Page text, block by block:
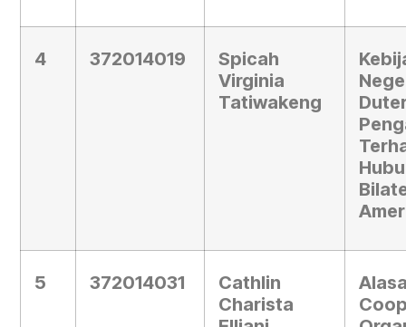
4 372014019
Spicah
Virginia
Tatiwakeng
5 372014031
Cathlin
Charista